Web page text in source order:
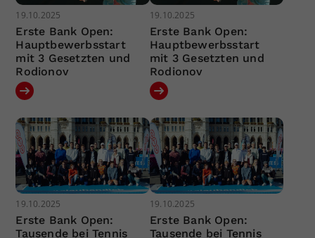
19.10.2025
Erste Bank Open:
Hauptbewerbsstart
mit 3 Gesetzten und
Rodionov
19.10.2025
Erste Bank Open:
Hauptbewerbsstart
mit 3 Gesetzten und
Rodionov
19.10.2025
Erste Bank Open:
Tausende bei Tennis
19.10.2025
Erste Bank Open:
Tausende bei Tennis